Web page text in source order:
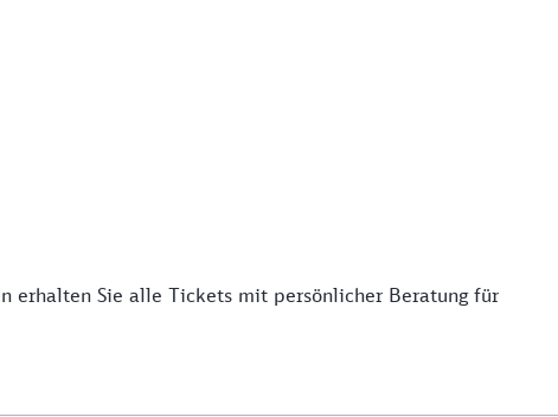
erhalten Sie alle Tickets mit persönlicher Beratung für